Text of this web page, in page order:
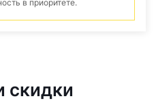
в приоритете.
скидки